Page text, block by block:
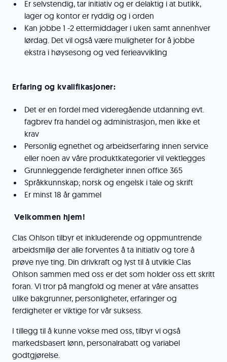
Er selvstendig, tar initiativ og er delaktig i at butikk,
lager og kontor er ryddig og i orden
Kan jobbe 1 -2 ettermiddager i uken samt annenhver
lørdag. Det vil også være muligheter for å jobbe
ekstra i høysesong og ved ferieavvikling
Erfaring og kvalifikasjoner:
Det er en fordel med videregående utdanning evt.
fagbrev fra handel og administrasjon, men ikke et
krav
Personlig egnethet og arbeidserfaring innen service
eller noen av våre produktkategorier vil vektlegges
Grunnleggende ferdigheter innen office 365
Språkkunnskap; norsk og engelsk i tale og skrift
Er minst 18 år gammel
Velkommen hjem!
Clas Ohlson tilbyr et inkluderende og oppmuntrende
arbeidsmiljø der alle forventes å ta initiativ og tore å
prøve nye ting. Din drivkraft og lyst til å utvikle Clas
Ohlson sammen med oss er det som holder oss ett skritt
foran. Vi tror på mangfold og mener at våre ansattes
ulike bakgrunner, personligheter, erfaringer og
ferdigheter er viktige for vår suksess.
I tillegg til å kunne vokse med oss, tilbyr vi også
markedsbasert lønn, personalrabatt og variabel
godtgjørelse.